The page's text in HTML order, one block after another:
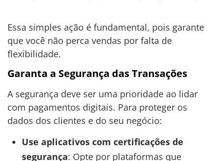
Essa simples ação é fundamental, pois garante
que você não perca vendas por falta de
flexibilidade.
Garanta a Segurança das Transações
A segurança deve ser uma prioridade ao lidar
com pagamentos digitais. Para proteger os
dados dos clientes e do seu negócio:
Use aplicativos com certificações de
segurança: Opte por plataformas que